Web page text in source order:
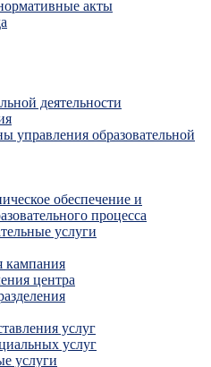
акты
деятельности
управления образовательной
обеспечение и
процесса
услуги
кампания
центра
услуг
услуг
услуги